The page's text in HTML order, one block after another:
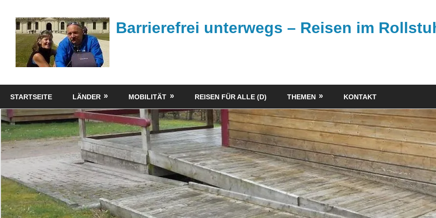
Inhalt
springen
Barrierefrei unterwegs – Reisen im
barrierefreien
Reisen
mit
dem
Rollstuhl
STARTSEITE LÄNDER MOBILITÄT REISEN FÜR ALLE (D) THEMEN KONTAKT